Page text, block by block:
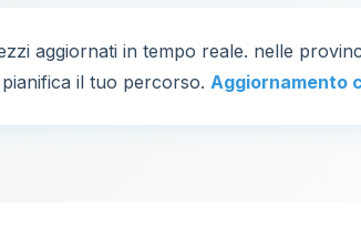
aggiornati in tempo reale. nelle
il tuo percorso. Aggiornamento